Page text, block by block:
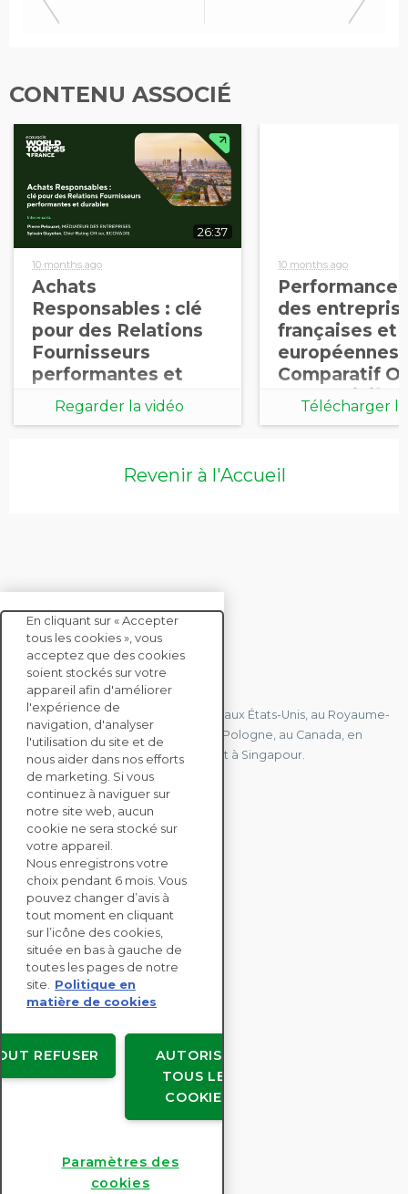
CONTENU ASSOCIÉ
26:37
10 months ago
Achats
Responsables : clé
pour des Relations
Fournisseurs
performantes et
durables [World
Tour 2025]
Regarder la vidéo
10 months ago
Performances
des
françaises et
européennes :
Comparatif
BICS –
édition 2025
Télécharger le
Revenir à l'Accueil
CONTACTEZ-NOUS
Nous avons des bureaux en France, aux États-Unis, au Royaume-
Uni, à Hong Kong, à l'île Maurice, en Pologne, au Canada, en
Allemagne, au Japon, en Espagne et à Singapour.
CONTACTEZ-NOUS
SOLUTIONS
ENTERPRISE
ÉVALUATIONS RSE
RESSOURCES
À PROPOS
Copyright © EcoVadis
Accords avec les utilisateurs
Confidentialité des données
Paramètres des cookies
En cliquant sur « Accepter
tous les cookies », vous
acceptez que des cookies
soient stockés sur votre
appareil afin d'améliorer
l'expérience de
navigation, d'analyser
l'utilisation du site et de
nous aider dans nos efforts
de marketing. Si vous
continuez à naviguer sur
notre site web, aucun
cookie ne sera stocké sur
votre appareil.
Nous enregistrons votre
choix pendant 6 mois. Vous
pouvez changer d’avis à
tout moment en cliquant
sur l’icône des cookies,
située en bas à gauche de
toutes les pages de notre
site.
Politique en
matière de cookies
AUTORISER
TOUS LES
COOKIES
REFUSER
Paramètres des
cookies